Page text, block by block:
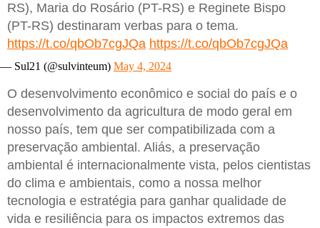
RS), Maria do Rosário (PT-RS) e Reginete Bispo
(PT-RS) destinaram verbas para o tema.
https://t.co/qbOb7cgJQa https://t.co/qbOb7cgJQa
— Sul21 (@sulvinteum) May 4, 2024
O desenvolvimento econômico e social do país e o
desenvolvimento da agricultura de modo geral em
nosso país, tem que ser compatibilizada com a
preservação ambiental. Aliás, a preservação
ambiental é internacionalmente vista, pelos cientistas
do clima e ambientais, como a nossa melhor
tecnologia e estratégia para ganhar qualidade de
vida e resiliência para os impactos extremos das